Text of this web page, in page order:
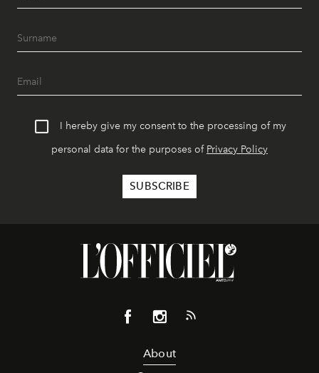
I hereby give my consent to the processing of my
personal data for the purposes of Privacy Policy
About